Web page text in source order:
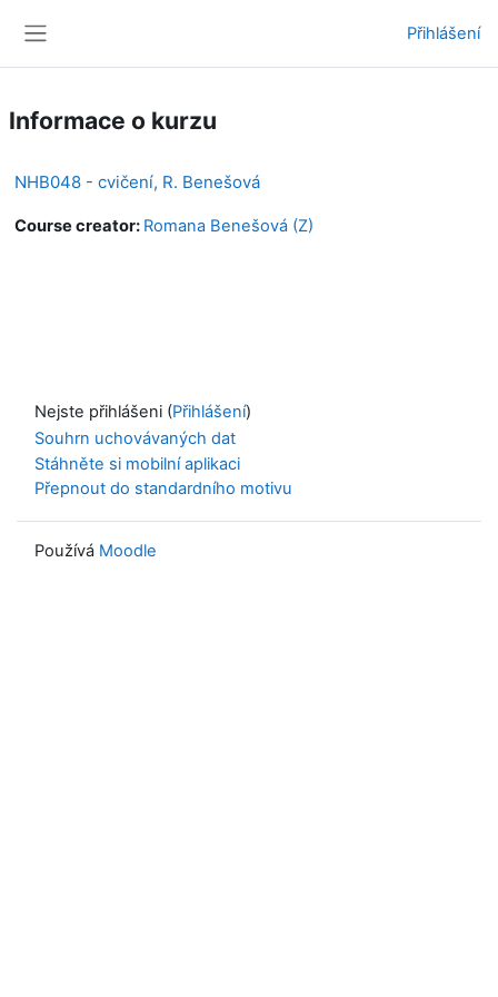
Přihlášení
Informace o kurzu
NHB048 - cvičení, R. Benešová
Course creator: Romana Benešová (Z)
Nejste přihlášeni (Přihlášení)
Souhrn uchovávaných dat
Stáhněte si mobilní aplikaci
Přepnout do standardního motivu
Používá Moodle